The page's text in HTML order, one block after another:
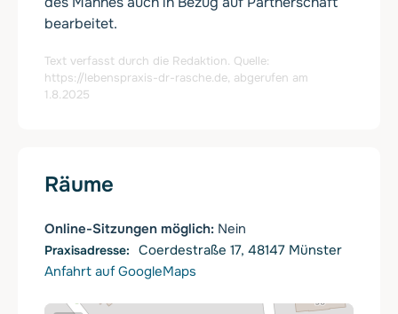
bearbeitet.
Text verfasst durch die Redaktion. Quelle:
https://lebenspraxis-dr-rasche.de, abgerufen am
1.8.2025
Räume
Online-Sitzungen möglich: Nein
Coerdestraße 17, 48147 Münster
Anfahrt auf GoogleMaps